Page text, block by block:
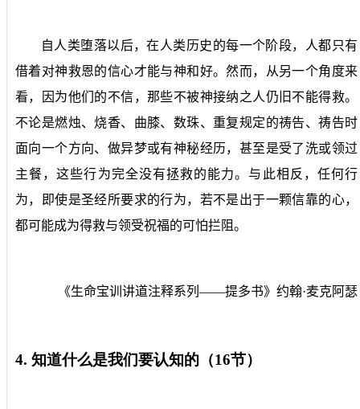
自人类堕落以后，在人类历史的每一个阶段，人都只有
借着对神救恩的信心才能与神和好。然而，从另一个角度来
看，因为他们的不信，那些不被神接纳之人仍旧不能得救。
不论是燃烛、烧香、曲膝、数珠、重复规定的祷告、祷告时
面向一个方向、做异梦或有神秘经历，甚至是受了洗或领过
主餐，这些行为完全没有拯救的能力。与此相反，任何行
为，即使是圣经所要求的行为，若不是出于一颗信靠的心，
都可能成为得救与领受祝福的可怕拦阻。
《生命宝训讲道注释系列——提多书》约翰·麦克阿瑟
4. 知道什么是我们要认知的（16节）